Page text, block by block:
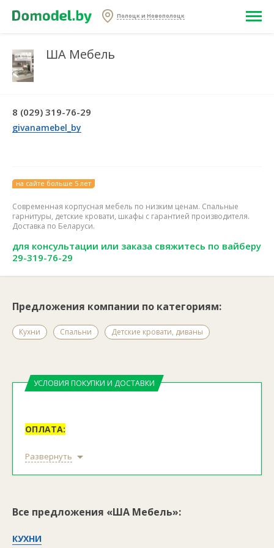
Полоцк и Новополоцк
ША Мебель
8 (029) 319-76-29
givanamebel_by
на сайте больше 5 лет
Современная корпусная мебель по низким ценам. Спальные
гарнитуры, детские кровати, шкафы с гарантией производителя.
Доставка по Беларуси.
для консультации или заказа свяжитесь по вайберу
29-319-76-29
Предложения компании по категориям:
Кухни Спальни Детские кровати, диваны
УСЛОВИЯ ПОКУПКИ И ДОСТАВКИ
ОПЛАТА:
момент доставки курьером.
Оплата банковской картой Visa или Mastercard.
момент доставки курьером. Необходимо
Развернуть
Все предложения «ША Мебель»:
КУХНИ